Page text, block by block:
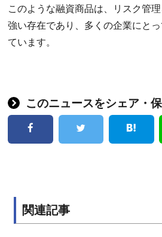
このような融資商品は、リスク管
強い存在であり、多くの企業にと
ています。
このニュースをシェア・
関連記事